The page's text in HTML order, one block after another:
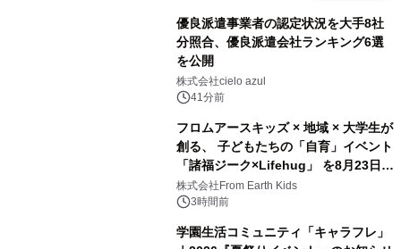
優良派遣事業者の認定状況を大手8社
分照合、優良派遣会社ランキング6選
を公開
株式会社cielo azul
41分前
フロムアースキッズ × 地域 × 大学生が
創る、 子どもたちの「自育」イベント
「諸福ジーク×Lifehug」 を8月23日
(日)開催
株式会社From Earth Kids
3時間前
学園生活コミュニティ「キャラフレ」